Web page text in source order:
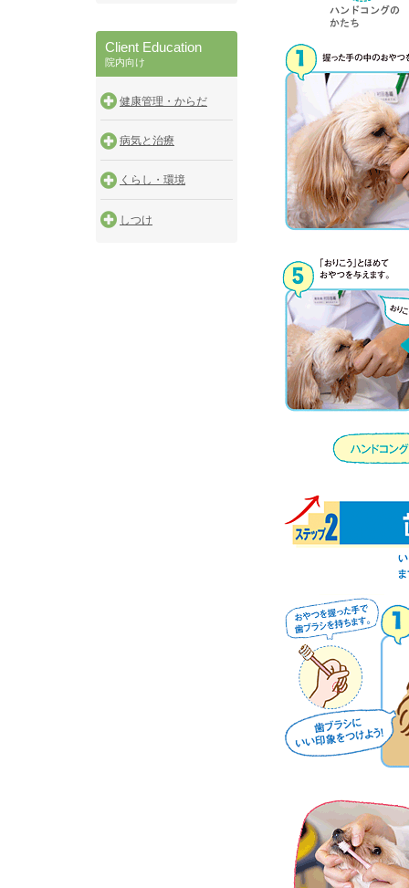
Client Education
院内向け
健康管理・からだ
病気と治療
くらし・環境
しつけ